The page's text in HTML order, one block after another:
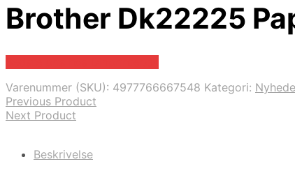
Brother Dk22225
Varenummer (SKU): 4977766667548 Kategori:
Previous Product
Next Product
Beskrivelse